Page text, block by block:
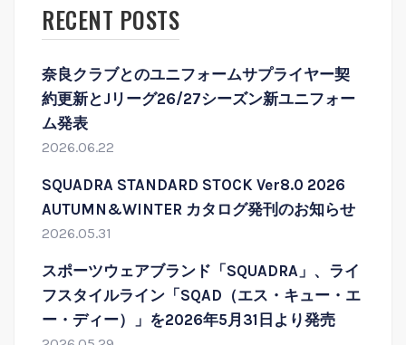
RECENT POSTS
奈良クラブとのユニフォームサプライヤー契
約更新とJリーグ26/27シーズン新ユニフォー
ム発表
2026.06.22
SQUADRA STANDARD STOCK Ver8.0 2026
AUTUMN&WINTER カタログ発刊のお知らせ
2026.05.31
スポーツウェアブランド「SQUADRA」、ライ
フスタイルライン「SQAD（エス・キュー・エ
ー・ディー）」を2026年5月31日より発売